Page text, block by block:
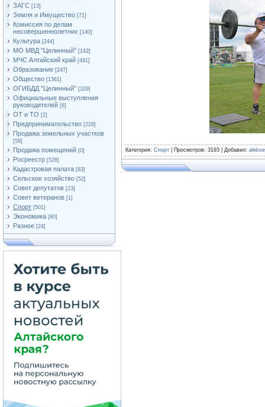
ЗАГС [13]
Земля и Имущество [71]
Комиссия по делам
несовершеннолетних [140]
Культура [244]
МО МВД "Целинный" [142]
МЧС Алтайский край [491]
Образование [247]
Общество [1361]
ОГИБДД "Целинный" [329]
Официальные выступления
руководителей [6]
ОТ и ТО [2]
Предпринимательство [228]
Продажа земельных участков
[58]
Продажа помещений [0]
Росреестр [528]
Кадастровая палата [83]
Сельское хозяйство [52]
Совет депутатов [23]
Совет ветеранов [1]
Спорт [501]
Экономика [80]
Разное [24]
Категория: Спорт Просмотров: 3193 | Добавил: